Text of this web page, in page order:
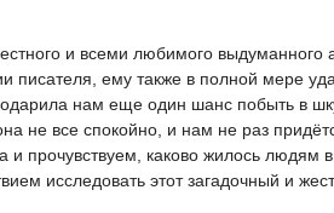
и всеми любимого
писателя, ему также в полной мере
нам еще один шанс побыть в
не все спокойно, и нам не раз
прочувствуем, каково жилось
исследовать этот загадочный и